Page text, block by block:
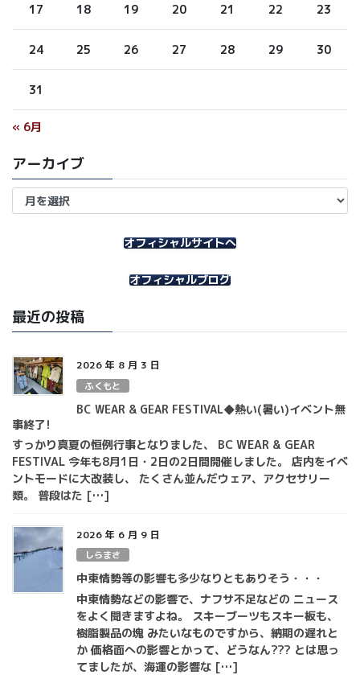
17 18 19 20 21 22 23
24 25 26 27 28 29 30
31
« 6月
アーカイブ
ア
オフィシャルサイトへ
オフィシャルブログ
最近の投稿
2026 年 8 月 3 日
ふくもと
BC WEAR & GEAR FESTIVAL◆熱い(暑い)イベント無
事終了!
すっかり真夏の恒例行事となりました、 BC WEAR & GEAR
FESTIVAL 今年も8月1日・2日の2日間開催しました。 店内をイベ
ントモードに大改装し、 たくさん並んだウェア、アクセサリー
類。 普段はた […]
2026 年 6 月 9 日
しらまさ
中東情勢等の影響も多少なりともありそう・・・
中東情勢などの影響で、ナフサ不足などの ニュース
をよく聞きますよね。 スキーブーツもスキー板も、
樹脂製品の塊 みたいなものですから、納期の遅れと
か 価格面への影響とかって、どうなん??? とは思っ
てましたが、海運の影響な […]